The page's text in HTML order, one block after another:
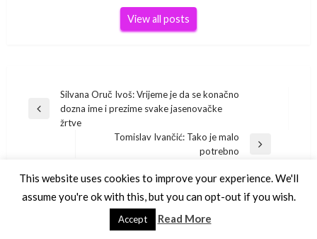
View all posts
Navigacija
objava
Previous
Silvana Oruč Ivoš: Vrijeme je da se konačno
dozna ime i prezime svake jasenovačke
žrtve
Tomislav Ivančić: Tako je malo
potrebno
YOU MIGHT ALSO LIKE
This website uses cookies to improve your experience. We'll
assume you're ok with this, but you can opt-out if you wish.
Accept Read More